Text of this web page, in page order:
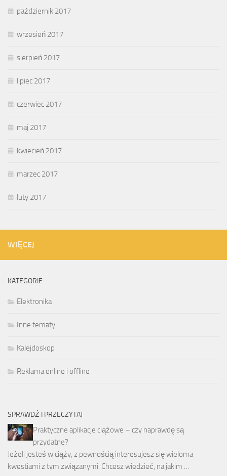
październik 2017
wrzesień 2017
sierpień 2017
lipiec 2017
czerwiec 2017
maj 2017
kwiecień 2017
marzec 2017
luty 2017
WIĘCEJ
KATEGORIE
Elektronika
Inne tematy
Kalejdoskop
Reklama online i offline
SPRAWDŹ I PRZECZYTAJ
Praktyczne aplikacje ciążowe – czy naprawdę są
przydatne?
Jeżeli jesteś w ciąży, z pewnością interesujesz się wieloma
kwestiami z tym związanymi. Chcesz wiedzieć, na jakim …